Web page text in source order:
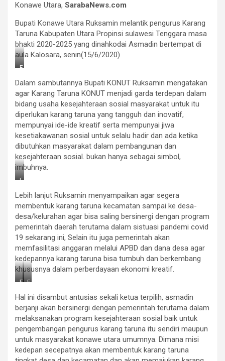
Konawe Utara, SarabaNews.com
Bupati Konawe Utara Ruksamin melantik pengurus Karang
Taruna Kabupaten Utara Propinsi sulawesi Tenggara masa
bhakti 2020-2025 yang dinahkodai Asmadin bertempat di
aula Kalosara, senin(15/6/2020)
F
t
o
:
S
a
a
n
y
a
R
a
k
a
t
i
c
a
a
Dalam sambutannya Bupati KONUT Ruksamin mengatakan
agar Karang Taruna KONUT menjadi garda terdepan dalam
bidang usaha kesejahteraan sosial masyarakat untuk itu
diperlukan karang taruna yang tangguh dan inovatif,
mempunyai ide-ide kreatif serta mempunyai jiwa
kesetiakawanan sosial untuk selalu hadir dan ada ketika
dibutuhkan masyarakat dalam pembangunan dan
kesejahteraan sosial. bukan hanya sebagai simbol,
imbuhnya.
F
t
o
S
a
a
n
y
a
R
a
y
a
t
i
c
a
Lebih lanjut Ruksamin menyampaikan agar segera
membentuk karang taruna kecamatan sampai ke desa-
desa/kelurahan agar bisa saling bersinergi dengan program
pemerintah daerah terutama dalam sistuasi pandemi covid
19 sekarang ini, Selain itu juga pemerintah akan
memfasilitasi anggaran melalui APBD dan dana desa agar
kedepannya karang taruna bisa tumbuh dan berkembang
khususnya dalam perberdayaan ekonomi kreatif.
F
t
o
S
a
a
n
F
t
o
S
a
a
n
Hal ini disambut antusias sekali ketua terpilih, asmadin
berjanji akan bersinergi dengan pemerintah terutama dalam
melaksanakan program kesejahteraan sosial baik untuk
pengembangan pengurus karang taruna itu sendiri maupun
untuk masyarakat konawe utara umumnya. Dimana misi
kedepan secepatnya akan membentuk karang taruna